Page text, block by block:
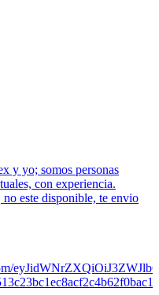
y yo; somos personas
con experiencia.
este disponible, te envio